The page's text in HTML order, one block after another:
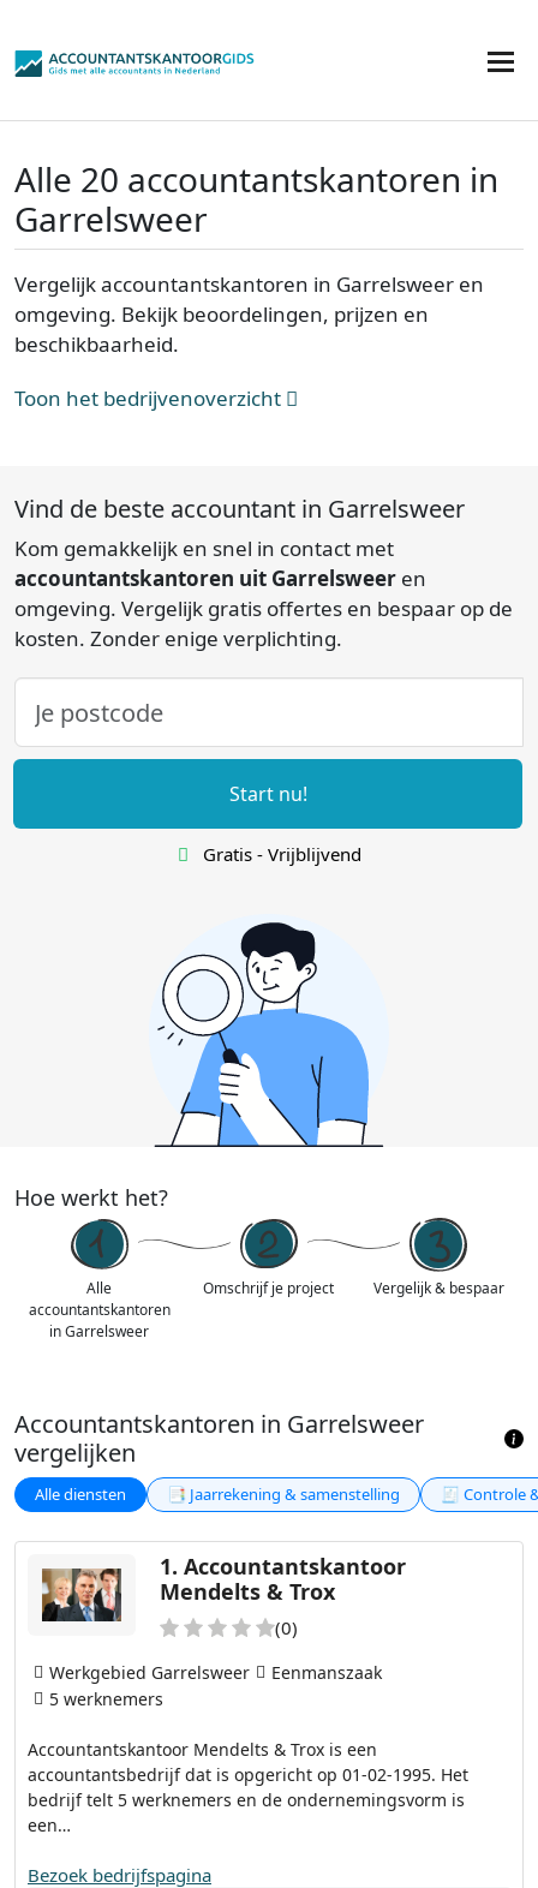
Alle 20 accountantskantoren in
Garrelsweer
Vergelijk accountantskantoren in Garrelsweer en
omgeving. Bekijk beoordelingen, prijzen en
beschikbaarheid.
Toon het bedrijvenoverzicht
Vind de beste accountant in Garrelsweer
Kom gemakkelijk en snel in contact met
accountantskantoren uit Garrelsweer en
omgeving. Vergelijk gratis offertes en bespaar op de
kosten. Zonder enige verplichting.
Start nu!
Gratis - Vrijblijvend
Hoe werkt het?
Alle
accountantskantoren
in Garrelsweer
Omschrijf je project Vergelijk & bespaar
Accountantskantoren in Garrelsweer
vergelijken
Alle diensten 📑 Jaarrekening & samenstelling 🧾 Controle
1. Accountantskantoor
Mendelts & Trox
(0)
Accountantskantoor Mendelts & Trox is een
accountantsbedrijf dat is opgericht op 01-02-1995. Het
bedrijf telt 5 werknemers en de ondernemingsvorm is
een…
Werkgebied Garrelsweer
Eenmanszaak
5 werknemers
Bezoek bedrijfspagina